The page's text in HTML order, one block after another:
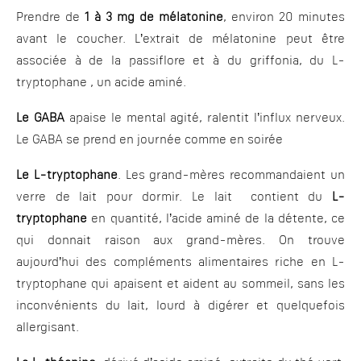
Prendre de 1 à 3 mg de mélatonine, environ 20 minutes
avant le coucher. L’extrait de mélatonine peut être
associée à de la passiflore et à du griffonia, du L-
tryptophane , un acide aminé.
Le GABAapaise le mental agité, ralentit l’influx nerveux.
Le GABA se prend en journée comme en soirée
Le L-tryptophane. Les grand-mères recommandaient un
verre de lait pour dormir. Le lait contient du
L-
tryptophane en quantité, l’acide aminé de la détente, ce
qui donnait raison aux grand-mères. On trouve
aujourd’hui des compléments alimentaires riche en L-
tryptophane qui apaisent et aident au sommeil, sans les
inconvénients du lait, lourd à digérer et quelquefois
allergisant.